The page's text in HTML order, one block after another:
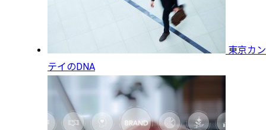
東京カン
テイのDNA